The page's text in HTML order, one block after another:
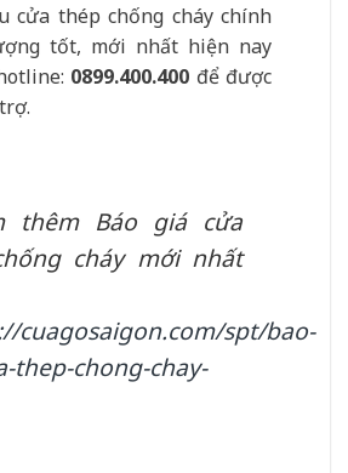
cửa thép chống cháy chính
tốt, mới nhất hiện nay
0899.400.400 để được
thêm Báo giá cửa
cháy mới nhất
cuagosaigon.com/spt/bao-
thep-chong-chay-